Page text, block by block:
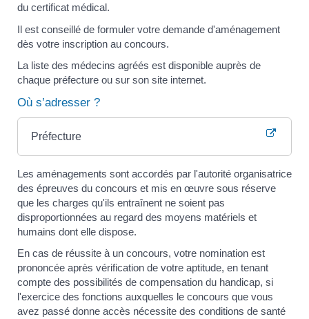
du certificat médical.
Il est conseillé de formuler votre demande d'aménagement
dès votre inscription au concours.
La liste des médecins agréés est disponible auprès de
chaque préfecture ou sur son site internet.
Où s’adresser ?
Préfecture
Les aménagements sont accordés par l'autorité organisatrice
des épreuves du concours et mis en œuvre sous réserve
que les charges qu'ils entraînent ne soient pas
disproportionnées au regard des moyens matériels et
humains dont elle dispose.
En cas de réussite à un concours, votre nomination est
prononcée après vérification de votre aptitude, en tenant
compte des possibilités de compensation du handicap, si
l'exercice des fonctions auxquelles le concours que vous
avez passé donne accès nécessite des conditions de santé